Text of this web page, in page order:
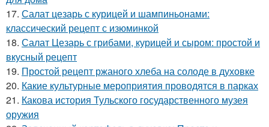
17. Салат цезарь с курицей и шампиньонами:
классический рецепт с изюминкой
18. Салат Цезарь с грибами, курицей и сыром: простой и
вкусный рецепт
19. Простой рецепт ржаного хлеба на солоде в духовке
20. Какие культурные мероприятия проводятся в парках
21. Какова история Тульского государственного музея
оружия